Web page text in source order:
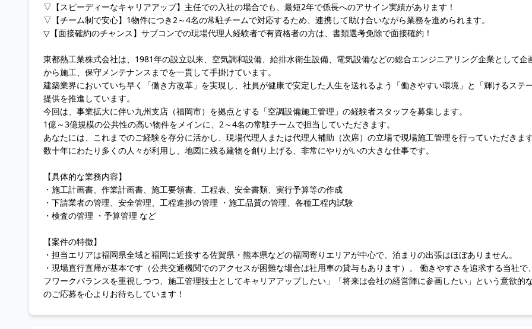
▽【スピーディーなキャリアアップ】主任での入社の場合でも、最短2年で係長へのアサイン実績があります！
▽【チーム制で安心】1物件につき2～4名の常駐チームで対応するため、連携して助け合いながら業務を進められます。
▽【面接確約のチャンス】サブコンでの現場代理人経験者で有資格者の方は、書類選考免除で面接確約！
東都熱工業株式会社は、1981年の設立以来、空気調和設備、給排水衛生設備、電気設備などの総合エンジニアリング企業として企
から施工、保守メンテナンスまでを一貫して手掛けています。
建築業界においていち早く「働き方改革」を実現し、社員が健康で安定した人生を送れるよう「働きやすい環境」と「輝けるステ
提供を推進しています。
今回は、事業拡大に伴い九州支店（福岡市）を拠点とする「空調設備施工管理」の経験者スタッフを募集します。
1億～3億規模の公共性の高い物件をメインに、2～4名の常駐チームで担当していただきます。
あなたには、これまでのご経験を存分に活かし、現場代理人または代理人補助（次席）の立場で現場施工管理を行っていただきま
数十年にわたり多くの人々が利用し、地図に残る建物を創り上げる、非常にやりがいの大きな仕事です。
【具体的な業務内容】
・施工計画書、作業計画書、施工要領書、工程表、安全書類、実行予算等の作成
・下請業者の管理、安全管理、工程進捗の管理 ・施工品質の管理、各種工程内試験
・検査の管理 ・予算管理 など
【案件の特徴】
・担当エリアは福岡県全域と福岡に近接する佐賀県・熊本県などの福岡寄りエリアが中心で、泊まりの出張はほぼありません。
・現場直行直帰が基本です（公共交通機関でのアクセスが困難な場合は社用車の貸与もあります）。 働きやすさを追求する当社で
フワークバランスを重視しつつ、施工管理技士としてキャリアアップしたい」「将来は会社の経営陣に参画したい」という意欲的
のご応募を心よりお待ちしています！